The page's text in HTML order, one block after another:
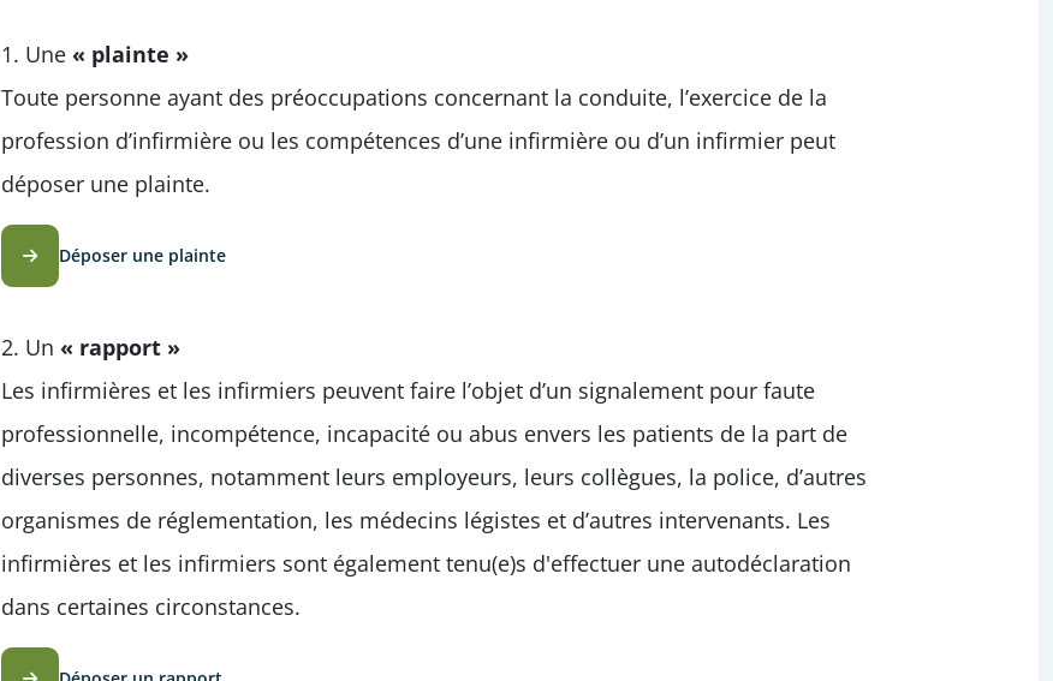
1. Une « plainte »
Toute personne ayant des préoccupations concernant la conduite, l’exercice de la
profession d’infirmière ou les compétences d’une infirmière ou d’un infirmier peut
déposer une plainte.
Déposer une plainte
2. Un « rapport »
Les infirmières et les infirmiers peuvent faire l’objet d’un signalement pour faute
professionnelle, incompétence, incapacité ou abus envers les patients de la part de
diverses personnes, notamment leurs employeurs, leurs collègues, la police, d’autres
organismes de réglementation, les médecins légistes et d’autres intervenants. Les
infirmières et les infirmiers sont également tenu(e)s d'effectuer une autodéclaration
dans certaines circonstances.